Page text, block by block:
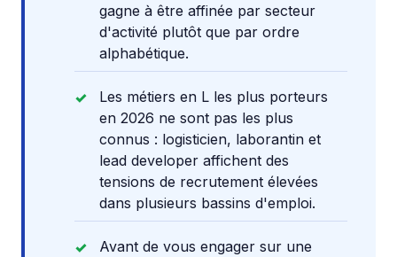
gagne à être affinée par secteur
d'activité plutôt que par ordre
alphabétique.
Les métiers en L les plus porteurs
en 2026 ne sont pas les plus
connus : logisticien, laborantin et
lead developer affichent des
tensions de recrutement élevées
dans plusieurs bassins d'emploi.
Avant de vous engager sur une